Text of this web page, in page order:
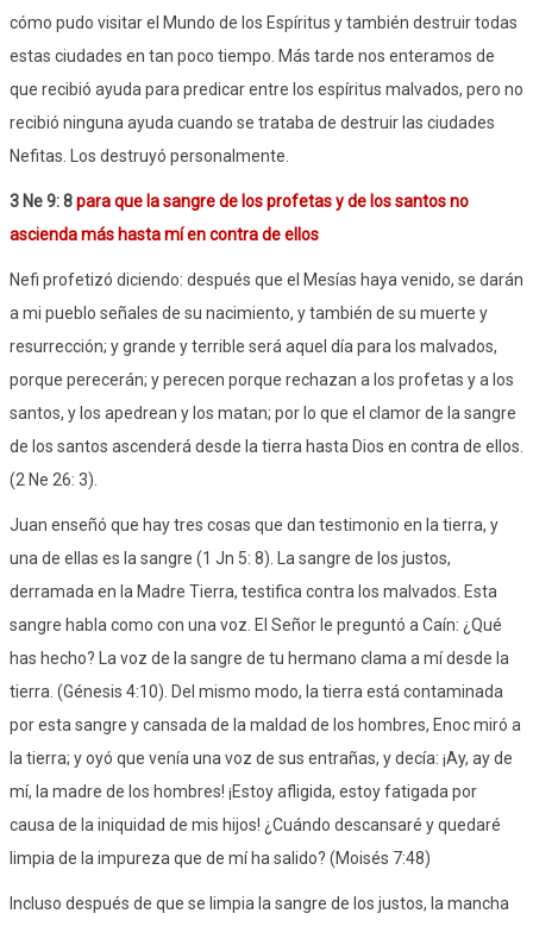
cómo pudo visitar el Mundo de los Espíritus y también destruir todas
estas ciudades en tan poco tiempo. Más tarde nos enteramos de
que recibió ayuda para predicar entre los espíritus malvados, pero no
recibió ninguna ayuda cuando se trataba de destruir las ciudades
Nefitas. Los destruyó personalmente.
3 Ne 9: 8para que la sangre de los profetas y de los santos no
ascienda más hasta mí en contra de ellos
Nefi profetizó diciendo: después que el Mesías haya venido, se darán
a mi pueblo señales de su nacimiento, y también de su muerte y
resurrección; y grande y terrible será aquel día para los malvados,
porque perecerán; y perecen porque rechazan a los profetas y a los
santos, y los apedrean y los matan; por lo que el clamor de la sangre
de los santos ascenderá desde la tierra hasta Dios en contra de ellos.
(2 Ne 26: 3).
Juan enseñó que hay tres cosas que dan testimonio en la tierra, y
una de ellas es la sangre (1 Jn 5: 8). La sangre de los justos,
derramada en la Madre Tierra, testifica contra los malvados. Esta
sangre habla como con una voz. El Señor le preguntó a Caín: ¿Qué
has hecho? La voz de la sangre de tu hermano clama a mí desde la
tierra. (Génesis 4:10). Del mismo modo, la tierra está contaminada
por esta sangre y cansada de la maldad de los hombres, Enoc miró a
la tierra; y oyó que venía una voz de sus entrañas, y decía: ¡Ay, ay de
mí, la madre de los hombres! ¡Estoy afligida, estoy fatigada por
causa de la iniquidad de mis hijos! ¿Cuándo descansaré y quedaré
limpia de la impureza que de mí ha salido? (Moisés 7:48)
Incluso después de que se limpia la sangre de los justos, la mancha